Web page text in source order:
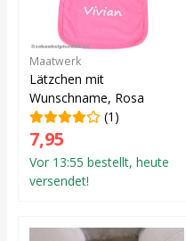
Maatwerk
Lätzchen mit
Wunschname, Rosa
(1)
7,95
Vor 13:55 bestellt, heute
versendet!